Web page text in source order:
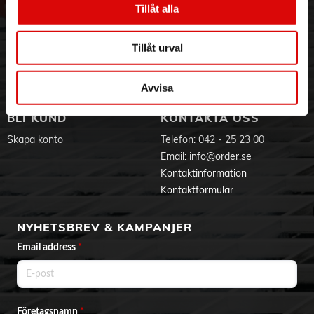
Tillåt alla
Tillåt urval
Avvisa
Visselblåsning
Aktuellt på Order
Ansökan om RMA
Godsefterlysning & Felleverans
Integritetspolicy
Om cookies
BLI KUND
Skapa konto
KONTAKTA OSS
Telefon: 042 - 25 23 00
Email: info@order.se
Kontaktinformation
Kontaktformulär
NYHETSBREV & KAMPANJER
Email address *
Företagsnamn *